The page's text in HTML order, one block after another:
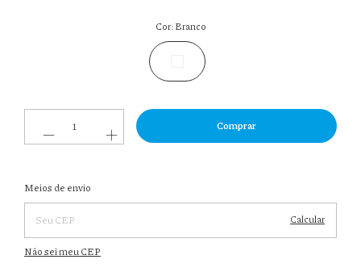
Cor:Branco
Entregas para o CEP:
CEP
Meios de envio
Calcular
Não sei meu CEP